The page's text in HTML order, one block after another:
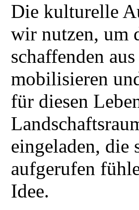
Die kulturelle
wir nutzen, um
schaffenden
mobilisieren
für diesen
eingeladen, die
aufgerufen
Idee.